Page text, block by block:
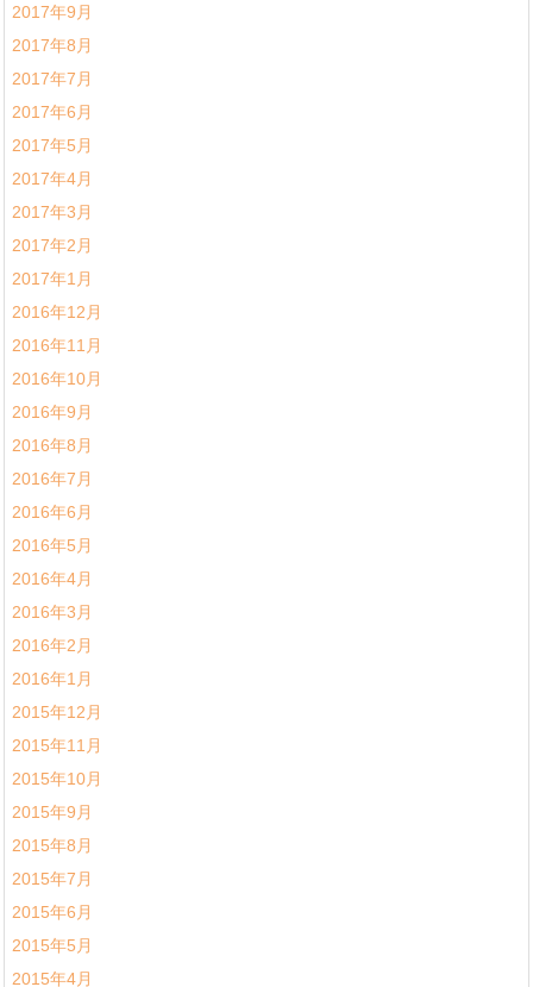
2017年9月
2017年8月
2017年7月
2017年6月
2017年5月
2017年4月
2017年3月
2017年2月
2017年1月
2016年12月
2016年11月
2016年10月
2016年9月
2016年8月
2016年7月
2016年6月
2016年5月
2016年4月
2016年3月
2016年2月
2016年1月
2015年12月
2015年11月
2015年10月
2015年9月
2015年8月
2015年7月
2015年6月
2015年5月
2015年4月